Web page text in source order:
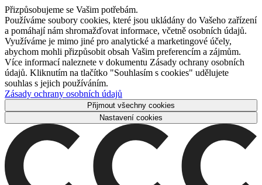
Přizpůsobujeme se Vašim potřebám.
Používáme soubory cookies, které jsou ukládány do Vašeho zařízení
a pomáhají nám shromažďovat informace, včetně osobních údajů.
Využíváme je mimo jiné pro analytické a marketingové účely,
abychom mohli přizpůsobit obsah Vašim preferencím a zájmům.
Více informací naleznete v dokumentu Zásady ochrany osobních
údajů. Kliknutím na tlačítko "Souhlasím s cookies" udělujete
souhlas s jejich používáním.
Zásady ochrany osobních údajů
Přijmout všechny cookies
Nastavení cookies